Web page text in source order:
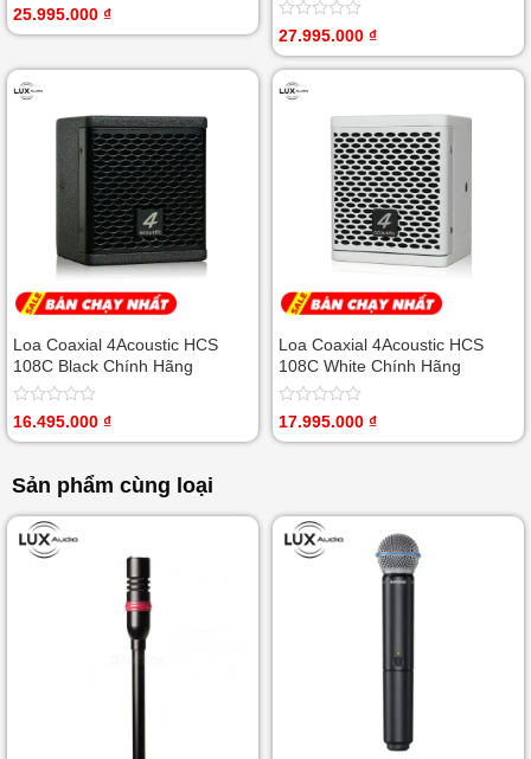
Được
5
sao
25.995.000 ₫
Được
hạng
0
5
27.995.000 ₫
Loa Coaxial 4Acoustic HCS
108C Black Chính Hãng
Được
5
16.495.000 ₫
Loa Coaxial 4Acoustic HCS
108C White Chính Hãng
Được
17.995.000 ₫
Sản phẩm cùng loại